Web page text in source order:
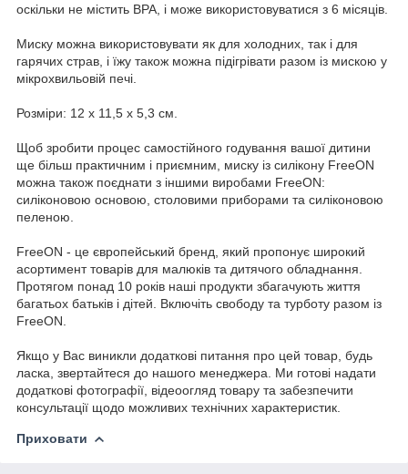
оскільки не містить BPA, і може використовуватися з 6 місяців.
Миску можна використовувати як для холодних, так і для
гарячих страв, і їжу також можна підігрівати разом із мискою у
мікрохвильовій печі.
Розміри: 12 x 11,5 x 5,3 см.
Щоб зробити процес самостійного годування вашої дитини
ще більш практичним і приємним, миску із силікону FreeON
можна також поєднати з іншими виробами FreeON:
силіконовою основою, столовими приборами та силіконовою
пеленою.
FreeON - це європейський бренд, який пропонує широкий
асортимент товарів для малюків та дитячого обладнання.
Протягом понад 10 років наші продукти збагачують життя
багатьох батьків і дітей. Включіть свободу та турботу разом із
FreeON.
Якщо у Вас виникли додаткові питання про цей товар, будь
ласка, звертайтеся до нашого менеджера. Ми готові надати
додаткові фотографії, відеоогляд товару та забезпечити
консультації щодо можливих технічних характеристик.
Приховати